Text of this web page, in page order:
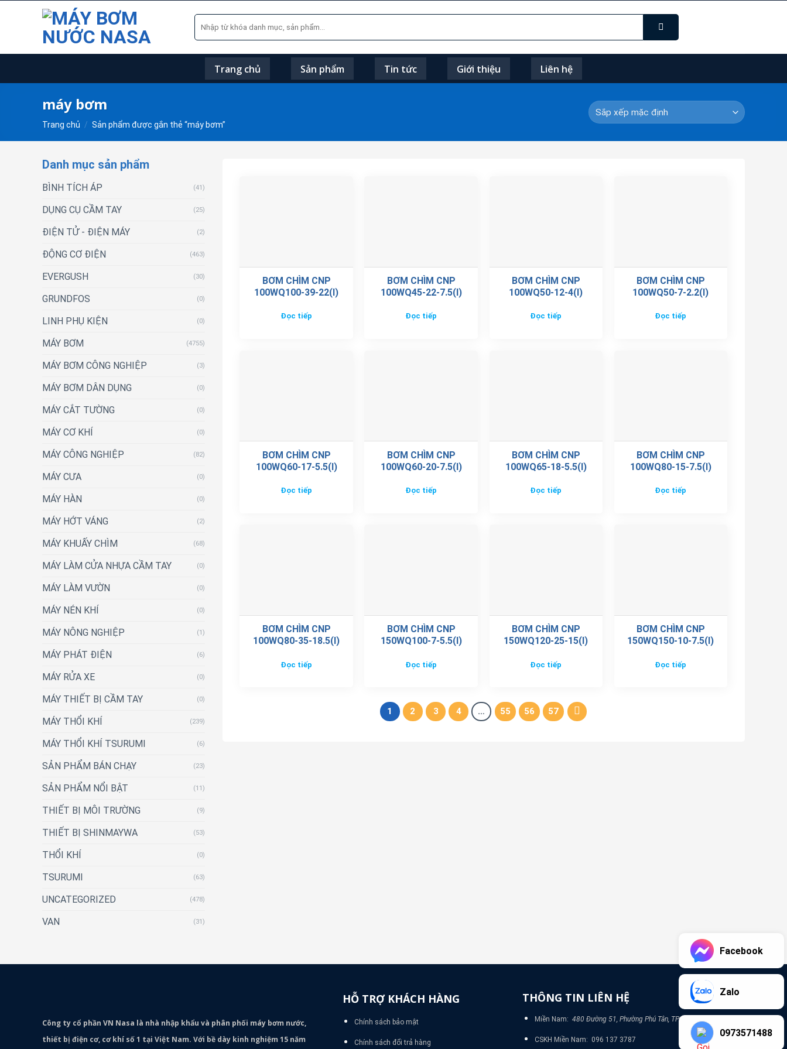
Tìm
kiếm:
Trang chủ Sản phẩm Tin tức Giới thiệu Liên hệ
máy bơm
Trang chủ / Sản phẩm được gắn thẻ “máy bơm”
Danh mục sản phẩm
BÌNH TÍCH ÁP (41)
DỤNG CỤ CẦM TAY (25)
ĐIỆN TỬ - ĐIỆN MÁY (2)
ĐỘNG CƠ ĐIỆN (463)
EVERGUSH (30)
GRUNDFOS (0)
LINH PHỤ KIỆN (0)
MÁY BƠM (4755)
MÁY BƠM CÔNG NGHIỆP (3)
MÁY BƠM DÂN DỤNG (0)
MÁY CẮT TƯỜNG (0)
MÁY CƠ KHÍ (0)
MÁY CÔNG NGHIỆP (82)
MÁY CƯA (0)
MÁY HÀN (0)
MÁY HỚT VÁNG (2)
MÁY KHUẤY CHÌM (68)
MÁY LÀM CỬA NHỰA CẦM TAY (0)
MÁY LÀM VƯỜN (0)
MÁY NÉN KHÍ (0)
MÁY NÔNG NGHIỆP (1)
MÁY PHÁT ĐIỆN (6)
MÁY RỬA XE (0)
MÁY THIẾT BỊ CẦM TAY (0)
MÁY THỔI KHÍ (239)
MÁY THỔI KHÍ TSURUMI (6)
SẢN PHẨM BÁN CHẠY (23)
SẢN PHẨM NỔI BẬT (11)
THIẾT BỊ MÔI TRƯỜNG (9)
THIẾT BỊ SHINMAYWA (53)
THỔI KHÍ (0)
TSURUMI (63)
UNCATEGORIZED (478)
VAN (31)
BƠM CHÌM CNP
100WQ100-39-22(I)
Đọc tiếp
BƠM CHÌM CNP
100WQ45-22-7.5(I)
Đọc tiếp
BƠM CHÌM CNP
100WQ50-12-4(I)
Đọc tiếp
BƠM CHÌM CNP
100WQ50-7-2.2(I)
Đọc tiếp
BƠM CHÌM CNP
100WQ60-17-5.5(I)
Đọc tiếp
BƠM CHÌM CNP
100WQ60-20-7.5(I)
Đọc tiếp
BƠM CHÌM CNP
100WQ65-18-5.5(I)
Đọc tiếp
BƠM CHÌM CNP
100WQ80-15-7.5(I)
Đọc tiếp
BƠM CHÌM CNP
100WQ80-35-18.5(I)
Đọc tiếp
BƠM CHÌM CNP
150WQ100-7-5.5(I)
Đọc tiếp
BƠM CHÌM CNP
150WQ120-25-15(I)
Đọc tiếp
BƠM CHÌM CNP
150WQ150-10-7.5(I)
Đọc tiếp
1 2 3 4 … 55 56 57
Công ty cổ phần VN Nasa là nhà nhập khẩu và phân phối máy bơm nước,
thiết bị điện cơ, cơ khí số 1 tại Việt Nam. Với bề dày kinh nghiệm 15 năm
HỖ TRỢ KHÁCH HÀNG
Chính sách bảo mật
Chính sách đổi trả hàng
THÔNG TIN LIÊN HỆ
Miền Nam: 480 Đường 51, Phường Phú Tân, TP Bình Dương
CSKH Miền Nam: 096 137 3787
Facebook
Zalo
0973571488